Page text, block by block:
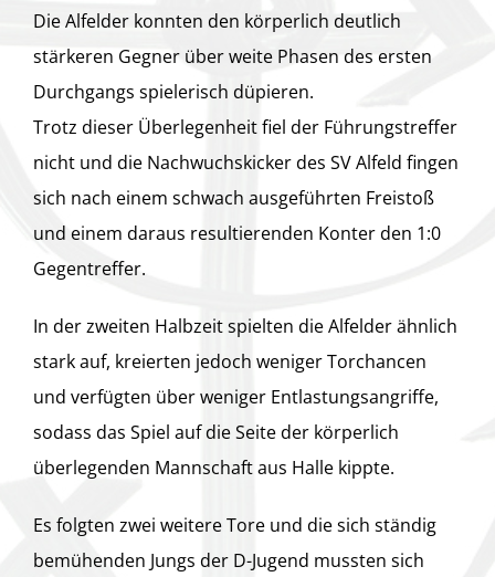
Die Alfelder konnten den körperlich deutlich
stärkeren Gegner über weite Phasen des ersten
Durchgangs spielerisch düpieren.
Trotz dieser Überlegenheit fiel der Führungstreffer
nicht und die Nachwuchskicker des SV Alfeld fingen
sich nach einem schwach ausgeführten Freistoß
und einem daraus resultierenden Konter den 1:0
Gegentreffer.
In der zweiten Halbzeit spielten die Alfelder ähnlich
stark auf, kreierten jedoch weniger Torchancen
und verfügten über weniger Entlastungsangriffe,
sodass das Spiel auf die Seite der körperlich
überlegenden Mannschaft aus Halle kippte.
Es folgten zwei weitere Tore und die sich ständig
bemühenden Jungs der D-Jugend mussten sich